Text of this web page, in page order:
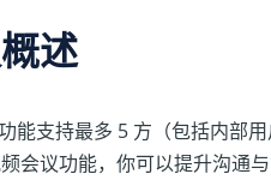
述
能支持最多 5 方（包括内部
会议功能，你可以提升沟通